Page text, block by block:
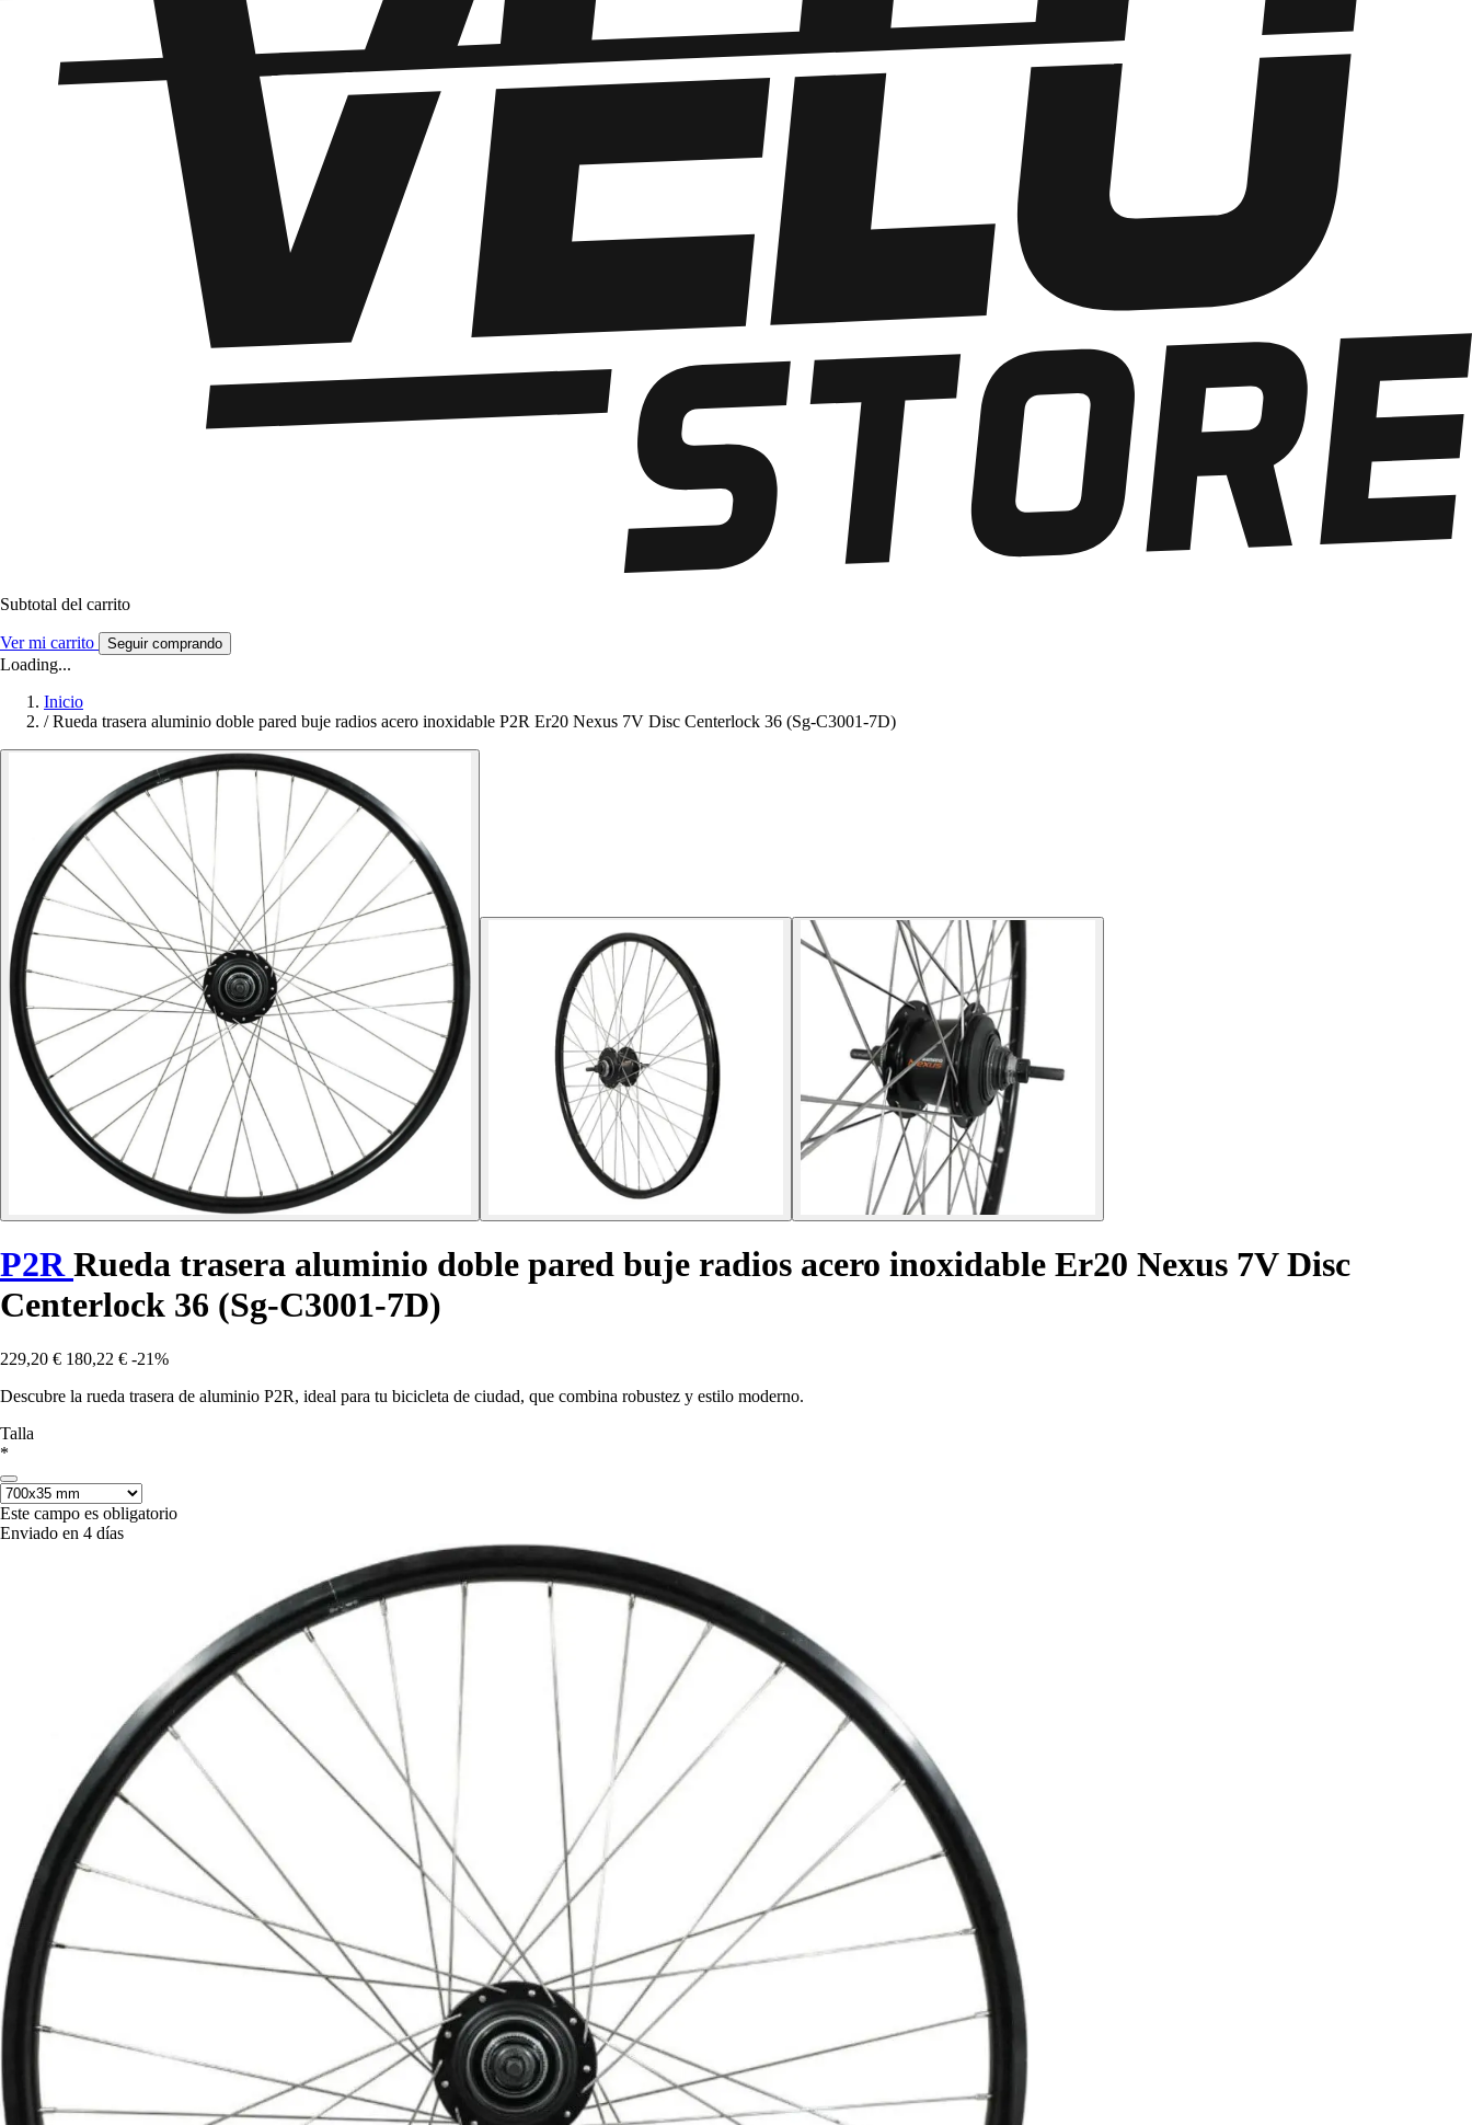
Subtotal del carrito
Ver mi carrito Seguir comprando
Loading...
Inicio
/ Rueda trasera aluminio doble pared buje radios acero inoxidable P2R Er20 Nexus 7V Disc Centerlock 36 (Sg-C3001-7D)
P2RRueda trasera aluminio doble pared buje radios acero inoxidable Er20 Nexus 7V Disc
Centerlock 36 (Sg-C3001-7D)
229,20 € 180,22 € -21%
Descubre la rueda trasera de aluminio P2R, ideal para tu bicicleta de ciudad, que combina robustez y estilo moderno.
Talla
*
Este campo es obligatorio
Enviado en 4 días